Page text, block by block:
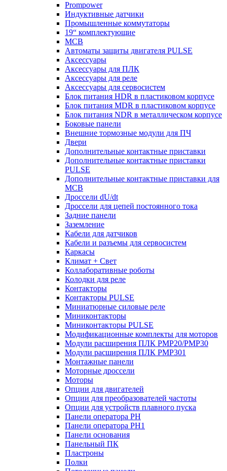
Prompower
Индуктивные датчики
Промышленные коммутаторы
19“ комплектующие
MCB
Автоматы защиты двигателя PULSE
Аксессуары
Аксессуары для ПЛК
Аксессуары для реле
Аксессуары для сервосистем
Блок питания HDR в пластиковом корпусе
Блок питания MDR в пластиковом корпусе
Блок питания NDR в металлическом корпусе
Боковые панели
Внешние тормозные модули для ПЧ
Двери
Дополнительные контактные приставки
Дополнительные контактные приставки
PULSE
Дополнительные контактные приставки для
MCB
Дроссели dU/dt
Дроссели для цепей постоянного тока
Задние панели
Заземление
Кабели для датчиков
Кабели и разъемы для сервосистем
Каркасы
Климат + Свет
Коллаборативные роботы
Колодки для реле
Контакторы
Контакторы PULSE
Миниатюрные силовые реле
Миниконтакторы
Миниконтакторы PULSE
Модификационные комплекты для моторов
Модули расширения ПЛК PMP20/PMP30
Модули расширения ПЛК PMP301
Монтажные панели
Моторные дроссели
Моторы
Опции для двигателей
Опции для преобразователей частоты
Опции для устройств плавного пуска
Панели оператора PH
Панели оператора PH1
Панели основания
Панельный ПК
Пластроны
Полки